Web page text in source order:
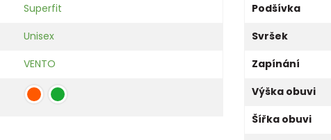
Superfit
Unisex
VENTO
Podšívka
Svršek
Zapínání
Výška obuvi
Šířka obuvi